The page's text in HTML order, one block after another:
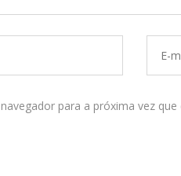
para a próxima vez